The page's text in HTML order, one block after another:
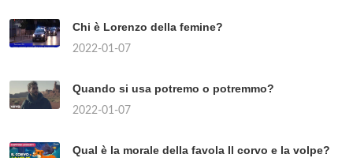
Chi è Lorenzo della femine?
2022-01-07
Quando si usa potremo o potremmo?
2022-01-07
Qual è la morale della favola Il corvo e la volpe?